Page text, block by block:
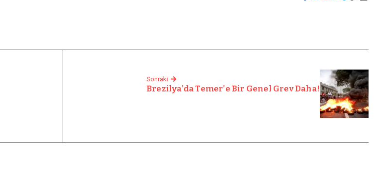
Sonraki
Brezilya’da Temer’e Bir Genel Grev Daha!